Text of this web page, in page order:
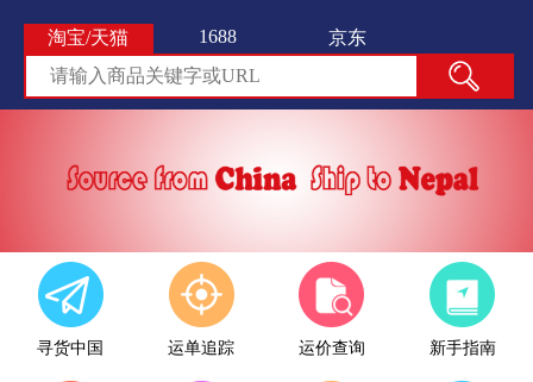
淘宝/天猫 1688 京东
寻货中国 运单追踪 运价查询 新手指南